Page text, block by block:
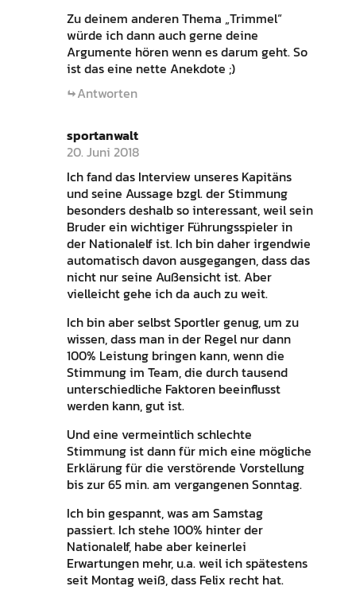
Zu deinem anderen Thema „Trimmel“
würde ich dann auch gerne deine
Argumente hören wenn es darum geht. So
ist das eine nette Anekdote ;)
Antworten
sportanwalt
20. Juni 2018
Ich fand das Interview unseres Kapitäns
und seine Aussage bzgl. der Stimmung
besonders deshalb so interessant, weil sein
Bruder ein wichtiger Führungsspieler in
der Nationalelf ist. Ich bin daher irgendwie
automatisch davon ausgegangen, dass das
nicht nur seine Außensicht ist. Aber
vielleicht gehe ich da auch zu weit.
Ich bin aber selbst Sportler genug, um zu
wissen, dass man in der Regel nur dann
100% Leistung bringen kann, wenn die
Stimmung im Team, die durch tausend
unterschiedliche Faktoren beeinflusst
werden kann, gut ist.
Und eine vermeintlich schlechte
Stimmung ist dann für mich eine mögliche
Erklärung für die verstörende Vorstellung
bis zur 65 min. am vergangenen Sonntag.
Ich bin gespannt, was am Samstag
passiert. Ich stehe 100% hinter der
Nationalelf, habe aber keinerlei
Erwartungen mehr, u.a. weil ich spätestens
seit Montag weiß, dass Felix recht hat.